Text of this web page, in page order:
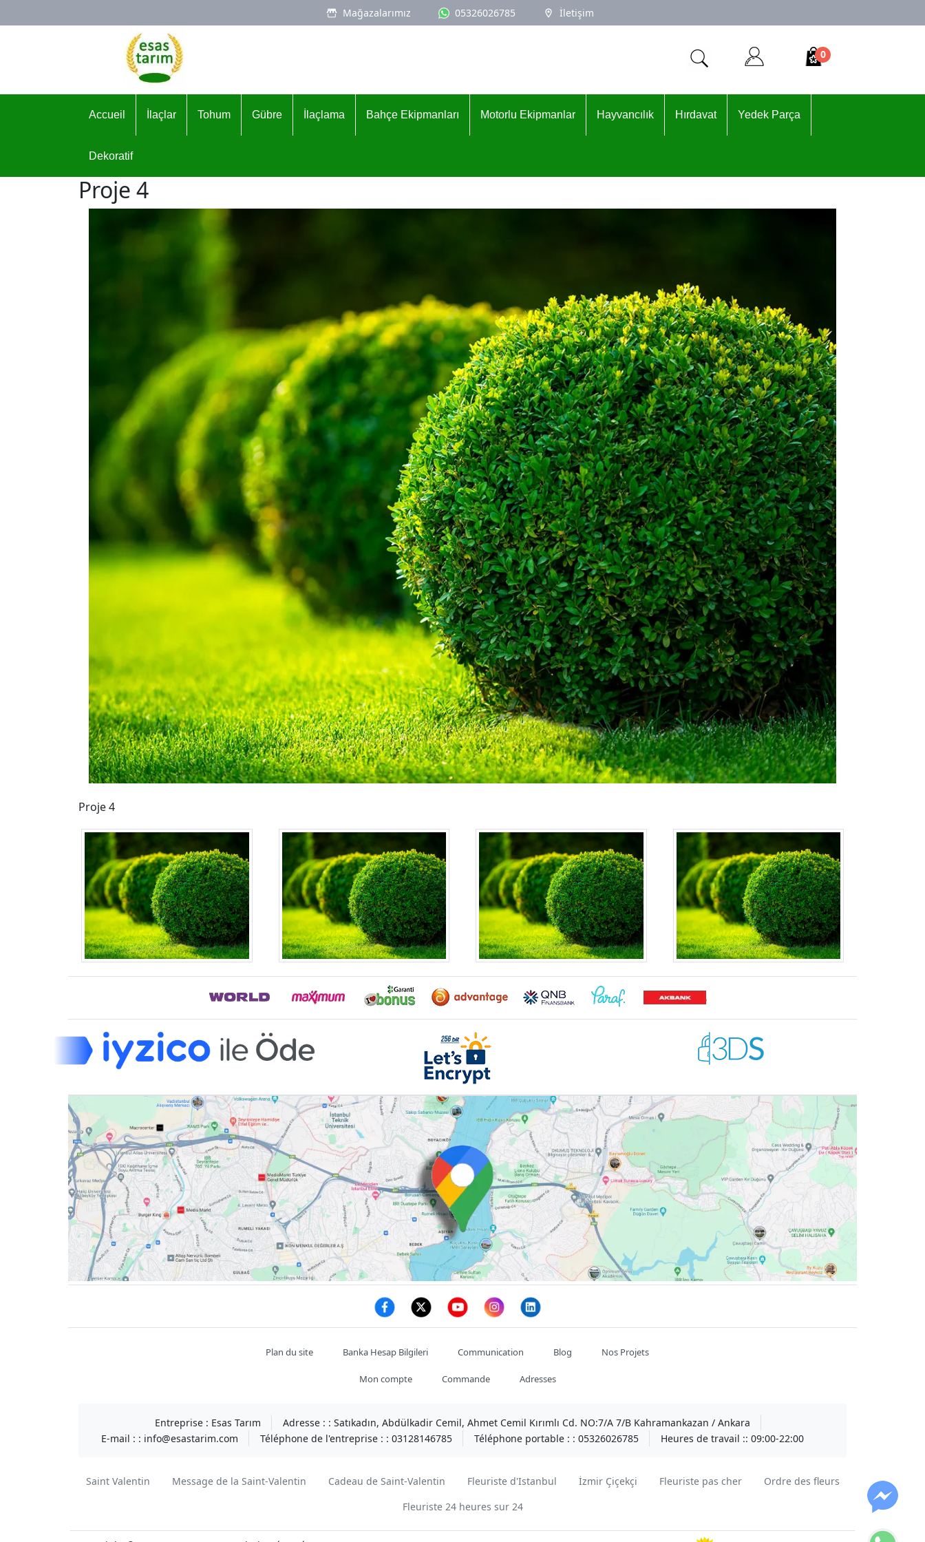
Mağazalarımız 05326026785 İletişim
Logo
0
Accueil İlaçlar Tohum Gübre İlaçlama Bahçe Ekipmanları Motorlu Ekipmanlar Hayvancılık Hırdavat Yedek Parça
Dekoratif
Proje 4
Proje 4
Facebook
twitter
youtube
instagram
linkedin
Plan du site Banka Hesap Bilgileri Communication Blog Nos Projets
Mon compte Commande Adresses
Entreprise : Esas Tarım Adresse : : Satıkadın, Abdülkadir Cemil, Ahmet Cemil Kırımlı Cd. NO:7/A 7/B Kahramankazan / Ankara
E-mail : : info@esastarim.com Téléphone de l'entreprise : : 03128146785 Téléphone portable : : 05326026785 Heures de travail :: 09:00-22:00
Saint Valentin Message de la Saint-Valentin Cadeau de Saint-Valentin Fleuriste d'Istanbul İzmir Çiçekçi Fleuriste pas cher
Ordre des fleurs
Fleuriste 24 heures sur 24